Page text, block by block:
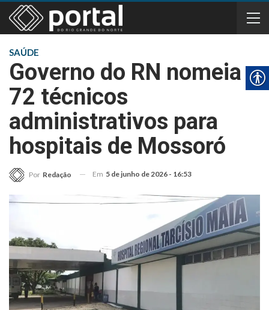
SAÚDE
Governo do RN nomeia
72 técnicos
administrativos para
hospitais de Mossoró
Por Redação Em 5 de junho de 2026 - 16:53